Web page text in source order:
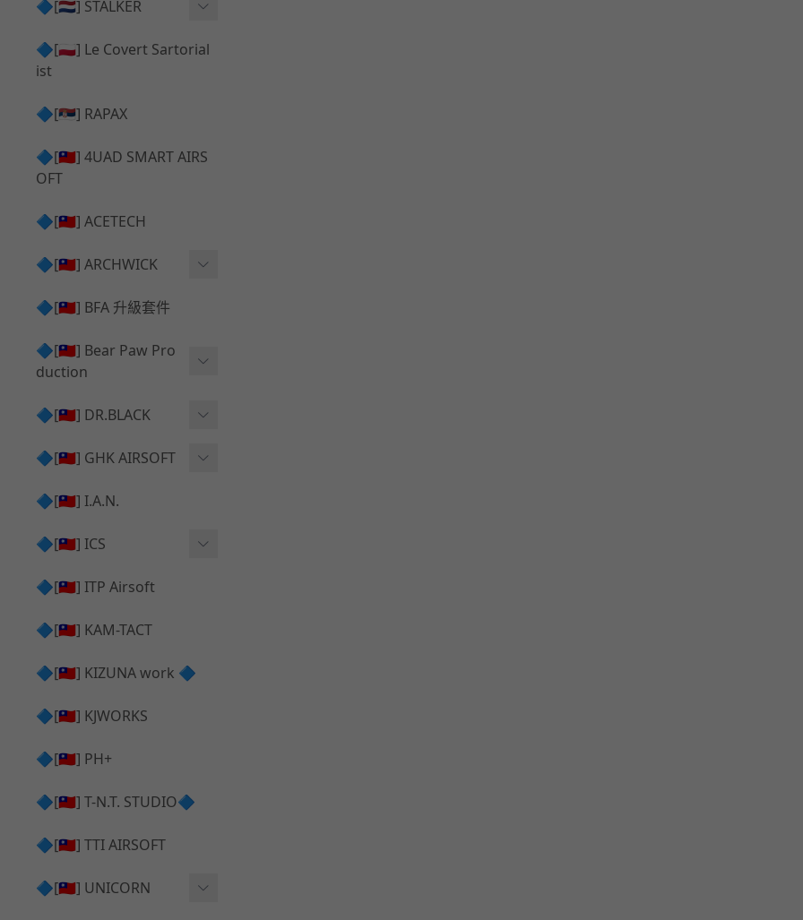
MDR-X 🔄 原廠 ⧸ 零件
TAC-41 🔄 原廠 ⧸ 零件
Lambda 05 AEG 精密內管
08 精密內管
🔷[🇳🇱] STALKER
Action Army AAP01 升級
套件
HOP膠皮 ⧸ 下壓塊
件
[夢神⧸Morpheus] 不鏽鋼
內管
套件
[夢神⧸Morpheus] 碳鋼 內
管
🔷[🇵🇱] Le Covert Sartorial
ist
🔷[🇷🇸] RAPAX
🔷[🇹🇼] 4UAD SMART AIRS
OFT
🔷[🇹🇼] ACETECH
🔷[🇹🇼] ARCHWICK
衝鋒套件 Convertion Kit
MWS 升級組件
B＆T APC9 系列產品
B＆T SPR300系列產品
HOP膠皮
🔷[🇹🇼] BFA 升級套件
🔷[🇹🇼] Bear Paw Pro
duction
T-5000
🔷[🇹🇼] DR.BLACK
Hi-capa 彈匣外觀
維護保養
Hi-capa 上半外觀
Hi-capa 內部升級
🔷[🇹🇼] GHK AIRSOFT
AR ⧸ M4 GBB 原廠零件
AKM V3 主體 ＆ 原廠零件
G5 原廠零件
G17 GEN.3 原廠零件
AR ⧸ M4 GBB 升級套件
🔷[🇹🇼] I.A.N.
🔷[🇹🇼] ICS
Hi-Capa 維修零件
ICS 成槍
🔷[🇹🇼] ITP Airsoft
🔷[🇹🇼] KAM-TACT
🔷[🇹🇼] KIZUNA work 🔷
🔷[🇹🇼] KJWORKS
🔷[🇹🇼] PH+
🔷[🇹🇼] T-N.T. STUDIO🔷
🔷[🇹🇼] TTI AIRSOFT
🔷[🇹🇼] UNICORN